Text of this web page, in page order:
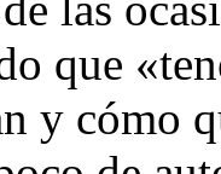
que
y cómo